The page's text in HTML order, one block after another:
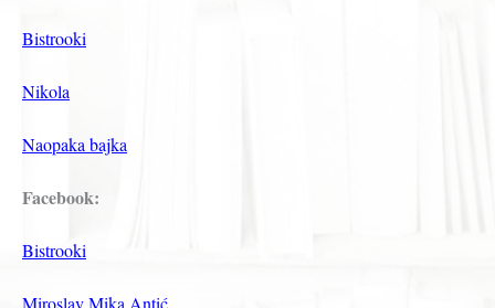
Bistrooki
Nikola
Naopaka bajka
Facebook:
Bistrooki